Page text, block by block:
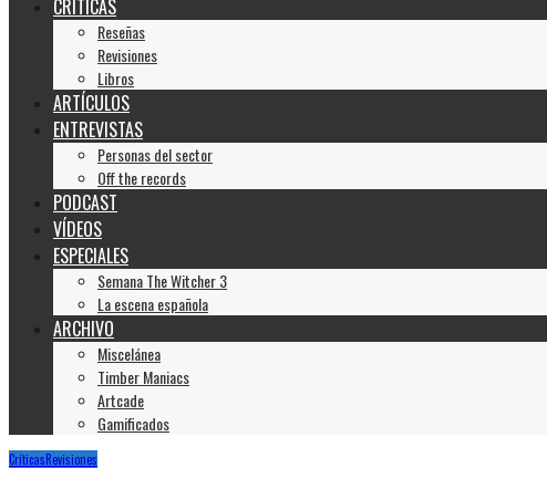
CRÍTICAS
Reseñas
Revisiones
Libros
ARTÍCULOS
ENTREVISTAS
Personas del sector
Off the records
PODCAST
VÍDEOS
ESPECIALES
Semana The Witcher 3
La escena española
ARCHIVO
Miscelánea
Timber Maniacs
Artcade
Gamificados
CríticasRevisiones